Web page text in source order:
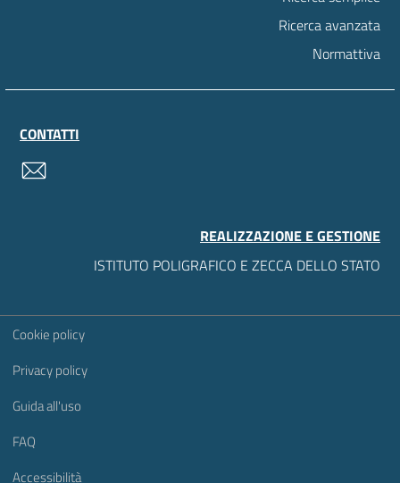
Ricerca avanzata
Normattiva
CONTATTI
REALIZZAZIONE E GESTIONE
ISTITUTO POLIGRAFICO E ZECCA DELLO STATO
Sezione Link Utili
Cookie policy
Privacy policy
Guida all'uso
FAQ
Accessibilità